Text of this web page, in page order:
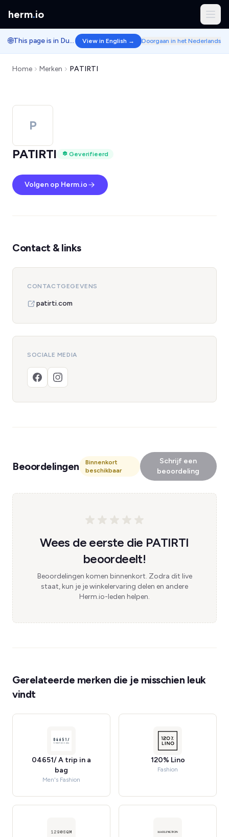
herm.io
🌐 This page is in Dutch. View in English → Doorgaan in het Nederlands
Home Merken PATIRTI
P
PATIRTI
Geverifieerd
Volgen op Herm.io
Contact & links
CONTACTGEGEVENS
patirti.com
SOCIALE MEDIA
Beoordelingen
Binnenkort
beschikbaar
Schrijf een
beoordeling
Wees de eerste die PATIRTI
beoordeelt!
Beoordelingen komen binnenkort. Zodra dit live
staat, kun je je winkelervaring delen en andere
Herm.io-leden helpen.
Gerelateerde merken die je misschien leuk
vindt
04651/ A trip in a
bag
Men's Fashion
120% Lino
Fashion